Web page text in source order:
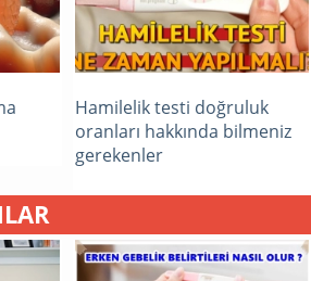
Hamilelik testi doğruluk
oranları hakkında bilmeniz
gerekenler